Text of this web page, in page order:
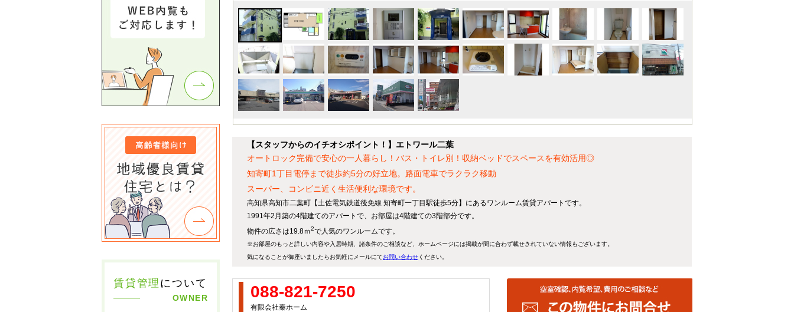
【スタッフからのイチオシポイント！】エトワール二葉
オートロック完備で安心の一人暮らし！バス・トイレ別！収納ベッドでスペースを有効活用◎
知寄町1丁目電停まで徒歩約5分の好立地。路面電車でラクラク移動
スーパー、コンビニ近く生活便利な環境です。
高知県高知市二葉町【土佐電気鉄道後免線 知寄町一丁目駅徒歩5分】にあるワンルーム賃貸アパートです。
1991年2月築の4階建てのアパートで、お部屋は4階建ての3階部分です。
物件の広さは19.8ｍ2で人気のワンルームです。
※お部屋のもっと詳しい内容や入居時期、諸条件のご相談など、ホームページには掲載が間に合わず載せきれていない情報もございます。
気になることが御座いましたらお気軽にメールにてお問い合わせください。
088-821-7250
有限会社秦ホーム
賃貸管理 について
OWNER